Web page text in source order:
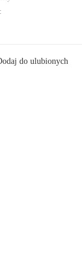
do ulubionych